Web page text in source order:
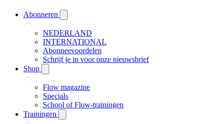
Abonneren
NEDERLAND
INTERNATIONAL
Abonneevoordelen
Schrijf je in voor onze nieuwsbrief
Shop
Flow magazine
Specials
School of Flow-trainingen
Trainingen